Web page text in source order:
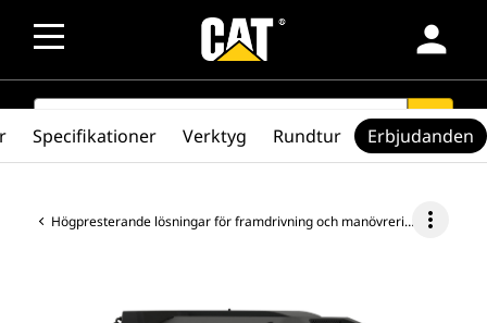
person
SEARCH search
Högpresterande lösningar för framdrivning och manövrering more_vert
Specifikationer Verktyg Rundtur Erbjudanden